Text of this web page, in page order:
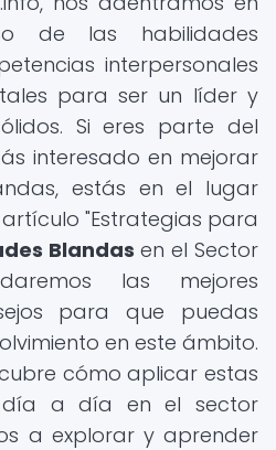
de las habilidades
interpersonales
para ser un líder y
Si eres parte del
interesado en mejorar
estás en el lugar
"Estrategias para
Blandas en el Sector
las mejores
para que puedas
en este ámbito.
cómo aplicar estas
día a día en el sector
a explorar y aprender